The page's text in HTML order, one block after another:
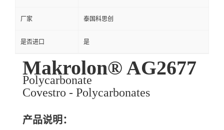
厂家 泰国科思创
是否进口 是
Makrolon® AG2677
Polycarbonate
Covestro - Polycarbonates
产品说明：